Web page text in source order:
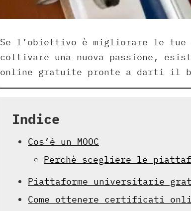
Se l’obiettivo è migliorare le tue
coltivare una nuova passione,
online gratuite pronte a darti il
Indice
Cos’è un MOOC
Perchè scegliere le
Piattaforme universitarie
Come ottenere certificati